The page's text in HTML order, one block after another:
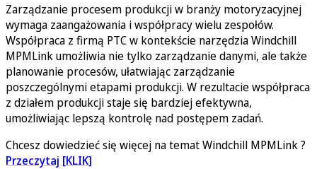
Zarządzanie procesem produkcji w branży motoryzacyjnej
wymaga zaangażowania i współpracy wielu zespołów.
Współpraca z firmą PTC w kontekście narzędzia Windchill
MPMLink umożliwia nie tylko zarządzanie danymi, ale także
planowanie procesów, ułatwiając zarządzanie
poszczególnymi etapami produkcji. W rezultacie współpraca
z działem produkcji staje się bardziej efektywna,
umożliwiając lepszą kontrolę nad postępem zadań.
Chcesz dowiedzieć się więcej na temat Windchill MPMLink ?
Przeczytaj [KLIK]